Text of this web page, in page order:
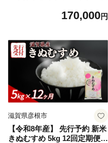
170,000円
滋賀県彦根市
【令和8年産】 先行予約 新米
きぬむすめ 5kg 12回定期便